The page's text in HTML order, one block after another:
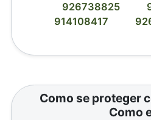
926738825
914108417
Como se proteger
Como